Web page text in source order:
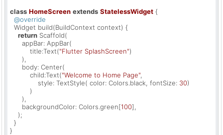
class HomeScreen extends StatelessWidget {
@override
  Widget build(BuildContext context) {
return Scaffold(
      appBar: AppBar(
          title:Text(
"Flutter SplashScreen")
      ),
      body: Center(
          child:Text(
"Welcome to Home Page",
              style: TextStyle( color: Colors.black, fontSize:
30)
          )
      ),
      backgroundColor: Colors.green[
100],
    );
  }
}